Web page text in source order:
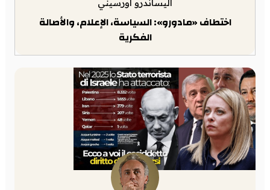
أليساندرو أورسيني
اختطاف «مادورو»: السياسة، الإعلام، والأصالة
الفكرية